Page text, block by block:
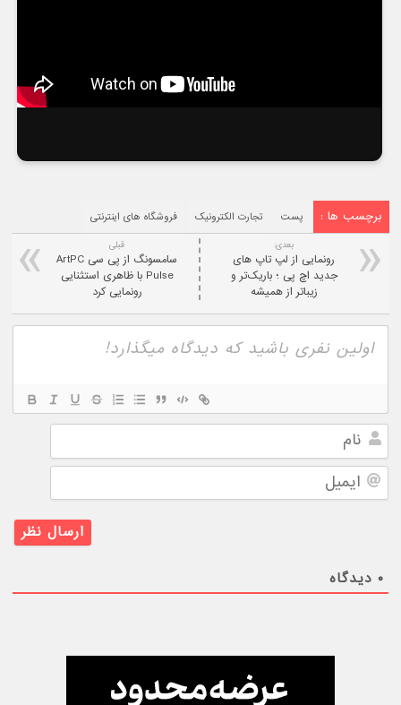
برچسب ها : پست تجارت الکترونیک فروشگاه های اینترنتی
قبلی
سامسونگ از پی سی ArtPC
Pulse با ظاهری استثنایی
رونمایی کرد
بعدی:
رونمایی از لپ تاپ های
جدید اچ پی ؛ باریک‌تر و
زیباتر از همیشه
نام
ایمیل
۰ دیدگاه